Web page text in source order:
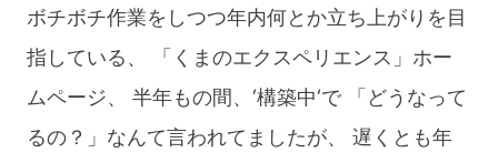
くまのエクスペリエンス
ボチボチ作業をしつつ年内何とか立ち上がりを目
指している、 「くまのエクスペリエンス」ホー
ムページ、 半年もの間、‘構築中‘で 「どうなって
るの？」なんて言われてましたが、 遅くとも年